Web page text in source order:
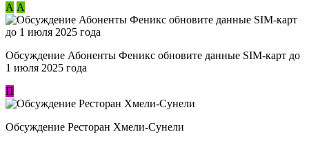
А А
Обсуждение Абоненты Феникс обновите данные SIM-карт до
1 июля 2025 года
П
Обсуждение Ресторан Хмели-Сунели